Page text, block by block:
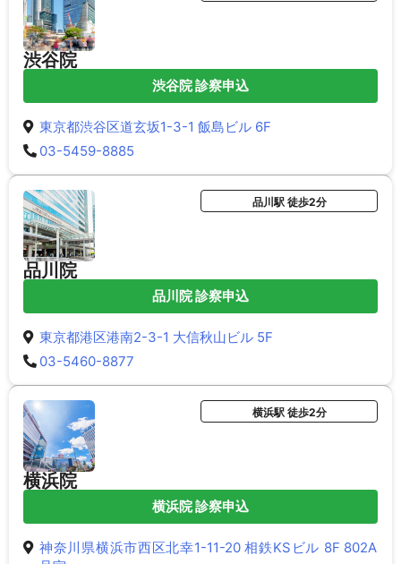
渋谷院
渋谷院 診察申込
東京都渋谷区道玄坂1-3-1 飯島ビル 6F
03-5459-8885
品川院
品川駅 徒歩2分
品川院 診察申込
東京都港区港南2-3-1 大信秋山ビル 5F
03-5460-8877
横浜院
横浜駅 徒歩2分
横浜院 診察申込
神奈川県横浜市西区北幸1-11-20 相鉄KSビル 8F 802A